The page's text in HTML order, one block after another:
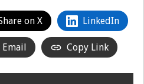
on X LinkedIn
Email Copy Link